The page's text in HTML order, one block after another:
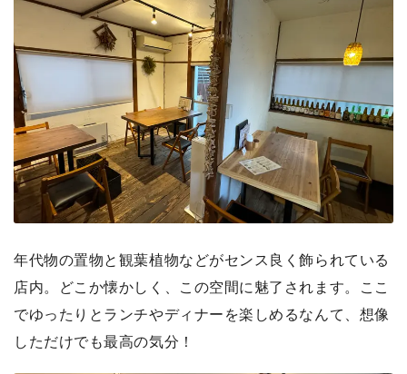
年代物の置物と観葉植物などがセンス良く飾られている
店内。どこか懐かしく、この空間に魅了されます。ここ
でゆったりとランチやディナーを楽しめるなんて、想像
しただけでも最高の気分！